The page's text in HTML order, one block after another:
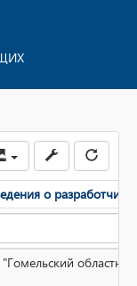
о
"Гомельский